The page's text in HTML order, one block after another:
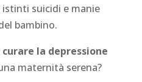
suicidi e manie
bambino.
la depressione
maternità serena?